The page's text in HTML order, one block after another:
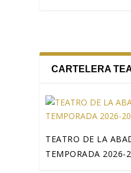
CARTELERA
TEATRO DE LA
TEMPORADA 2026-